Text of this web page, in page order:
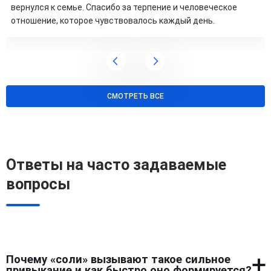
вернулся к семье. Спасибо за терпение и человеческое
отношение, которое чувствовалось каждый день.
СМОТРЕТЬ ВСЕ
Ответы на часто задаваемые
вопросы
Почему «соли» вызывают такое сильное